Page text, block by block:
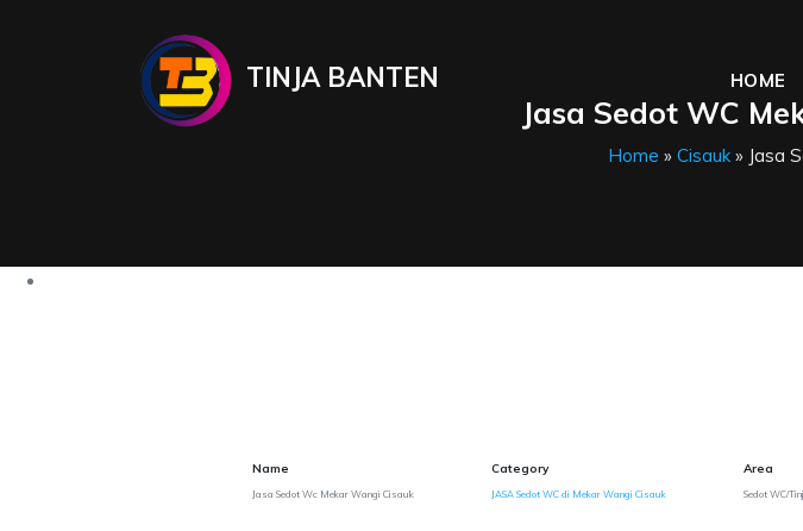
TINJA BANTEN HOME
Jasa Sedot WC
Home » Cisauk» Jasa
Name
Jasa Sedot Wc Mekar Wangi Cisauk
Category
JASA Sedot WC di Mekar Wangi Cisauk
Area
Sedot WC/